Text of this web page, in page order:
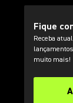
Fique
Receba
muito mais!